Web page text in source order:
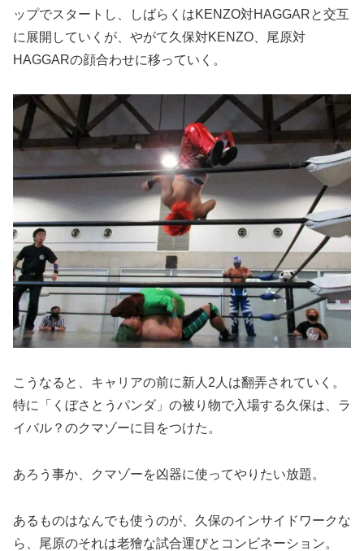
ップでスタートし、しばらくはKENZO対HAGGARと交互
に展開していくが、やがて久保対KENZO、尾原対
HAGGARの顔合わせに移っていく。
こうなると、キャリアの前に新人2人は翻弄されていく。
特に「くぼさとうパンダ」の被り物で入場する久保は、ラ
イバル？のクマゾーに目をつけた。
あろう事か、クマゾーを凶器に使ってやりたい放題。
あるものはなんでも使うのが、久保のインサイドワークな
ら、尾原のそれは老獪な試合運びとコンビネーション。